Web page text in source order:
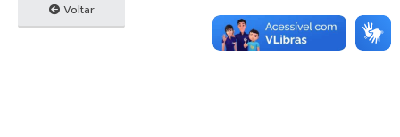
Voltar